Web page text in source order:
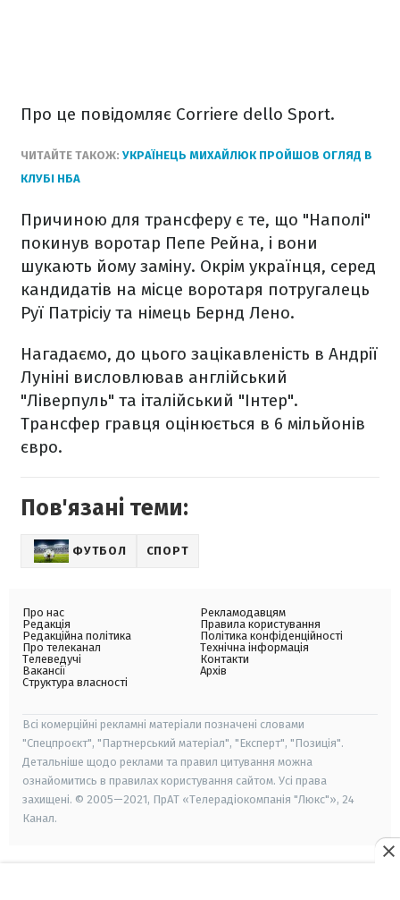
Про це повідомляє Corriere dello Sport.
ЧИТАЙТЕ ТАКОЖ: УКРАЇНЕЦЬ МИХАЙЛЮК ПРОЙШОВ ОГЛЯД В
КЛУБІ НБА
Причиною для трансферу є те, що "Наполі"
покинув воротар Пепе Рейна, і вони
шукають йому заміну. Окрім українця, серед
кандидатів на місце воротаря потругалець
Руї Патрісіу та німець Бернд Лено.
Нагадаємо, до цього зацікавленість в Андрії
Луніні висловлював англійський
"Ліверпуль" та італійський "Інтер".
Трансфер гравця оцінюється в 6 мільйонів
євро.
Пов'язані теми:
ФУТБОЛ СПОРТ
Про нас
Редакція
Редакційна політика
Про телеканал
Телеведучі
Вакансії
Структура власності
Рекламодавцям
Правила користування
Політика конфіденційності
Технічна інформація
Контакти
Архів
Всі комерційні рекламні матеріали позначені словами
"Спецпроєкт", "Партнерський матеріал", "Експерт", "Позиція".
Детальніше щодо реклами та правил цитування можна
ознайомитись в правилах користування сайтом. Усі права
захищені. © 2005—2021, ПрАТ «Телерадіокомпанія "Люкс"», 24
Канал.